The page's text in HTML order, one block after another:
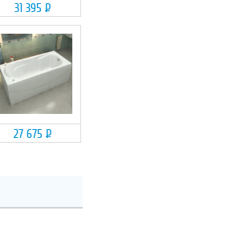
31 395 Р
27 675 Р